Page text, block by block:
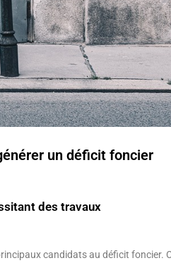
un déficit foncier
des travaux
candidats au déficit foncier.